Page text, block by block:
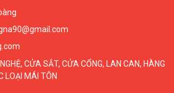
CỬA SẮT, CỬA CỔNG, LAN CAN, HÀNG
LOẠI MÁI TÔN